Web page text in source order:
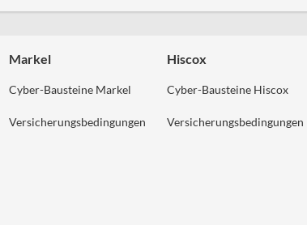
Markel
Cyber-Bausteine Markel
Versicherungsbedingungen
Hiscox
Cyber-Bausteine Hiscox
Versicherungsbedingungen